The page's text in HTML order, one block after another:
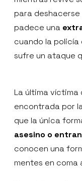
para
padece una
cuando la
sufre un ataque
La última víctima
encontrada por
que la única
asesino o
conocen una
mentes en coma